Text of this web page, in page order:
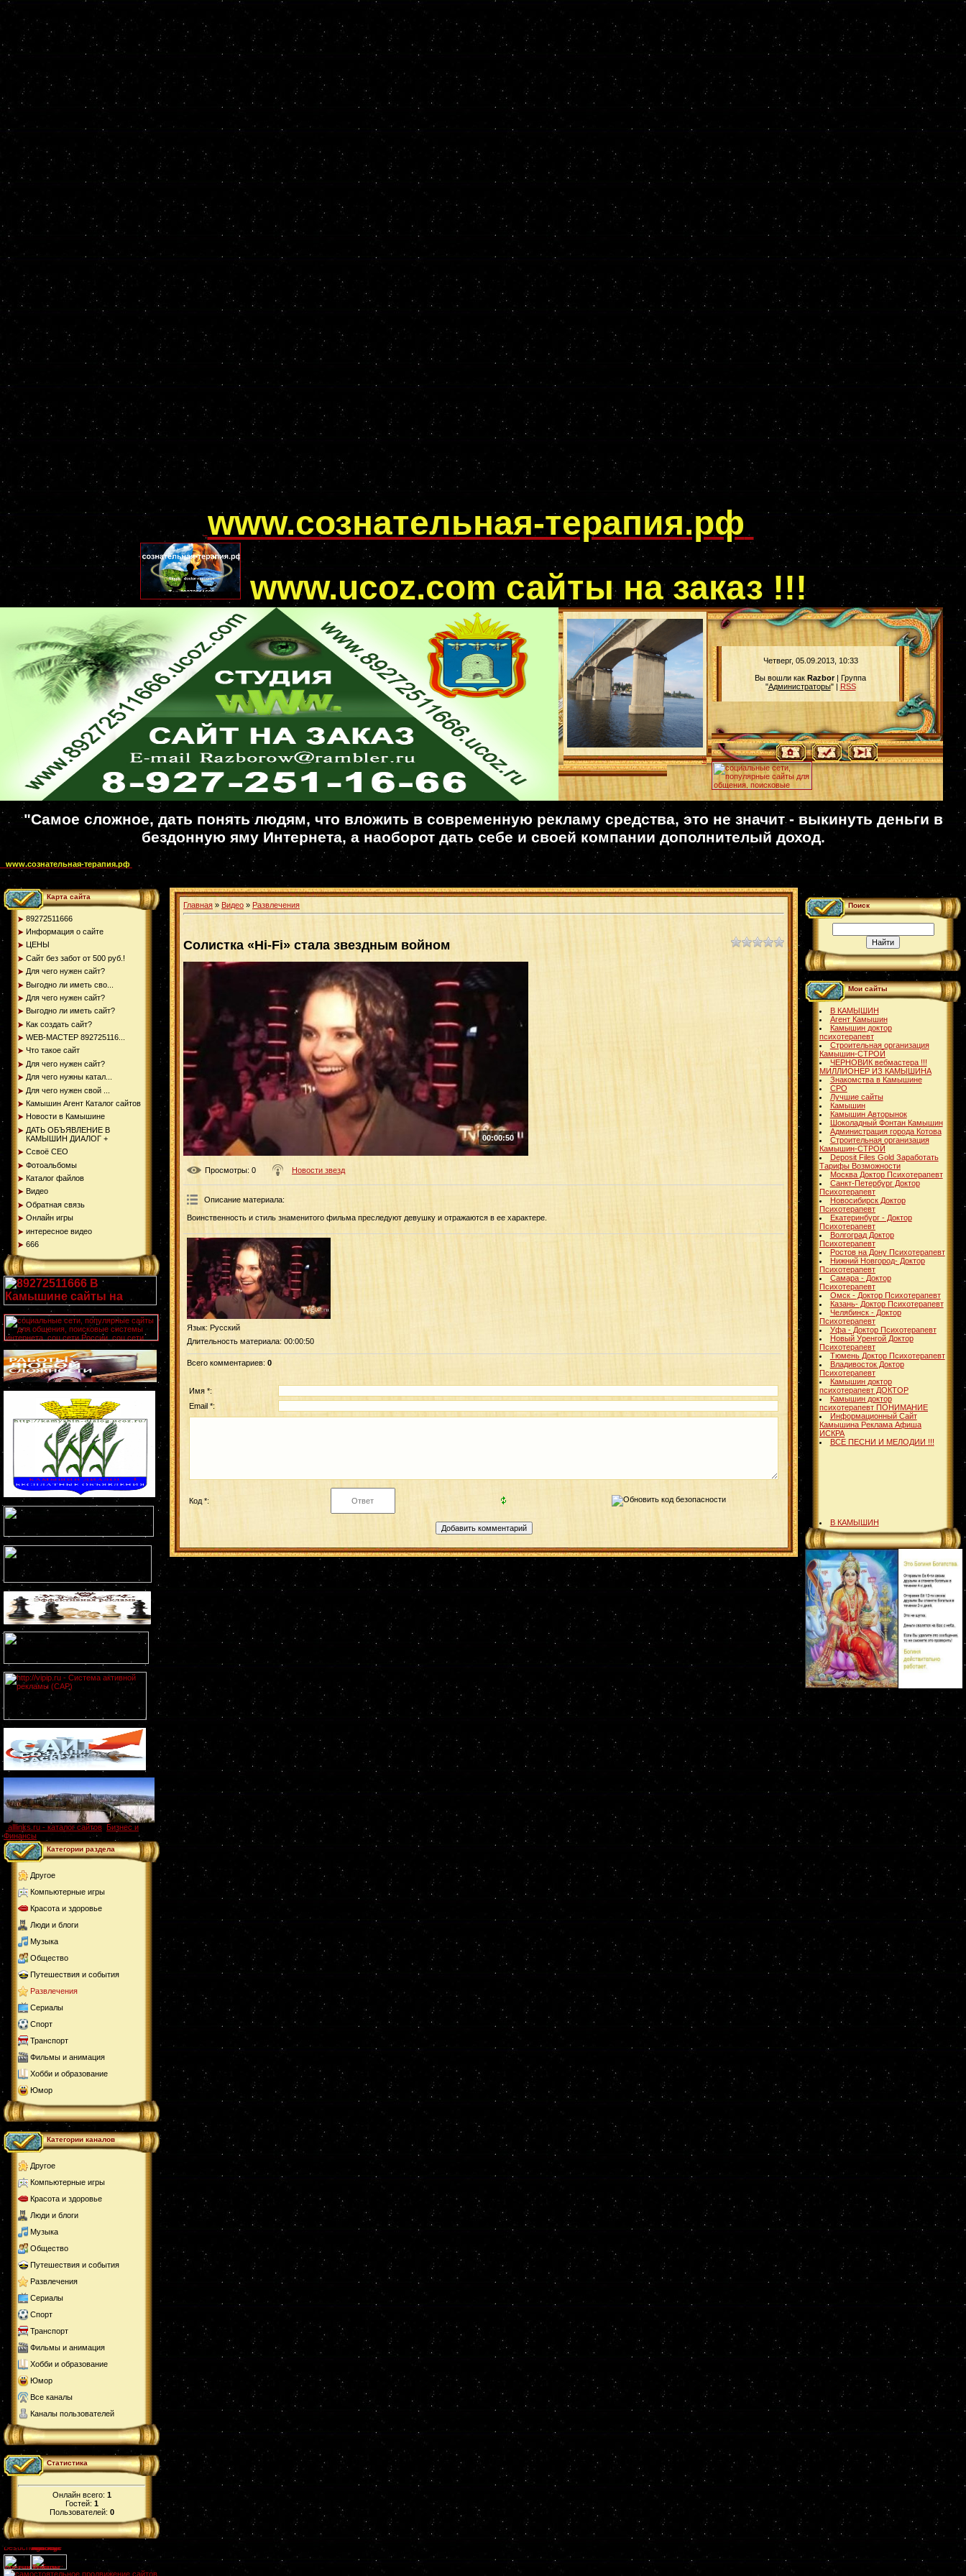
www.сознательная-терапия.рф
www.ucoz.com сайты на заказ !!!
\\
Четверг, 05.09.2013, 10:33
Вы вошли как Razbor| Группа
"Администраторы" | RSS
"Самое сложное, дать понять людям, что вложить в современную рекламу средства, это не значит - выкинуть деньги в
бездонную яму Интернета, а наоборот дать себе и своей компании дополнителый доход.
www.сознательная-терапия.рф
Карта сайта
89272511666
Информация о сайте
ЦЕНЫ
Сайт без забот от 500 руб.!
Для чего нужен сайт?
Выгодно ли иметь сво...
Для чего нужен сайт?
Выгодно ли иметь сайт?
Как создать сайт?
WEB-МАСТЕР 892725116...
Что такое сайт
Для чего нужен сайт?
Для чего нужны катал...
Для чего нужен свой ...
Камышин Агент Каталог сайтов
Новости в Камышине
ДАТЬ ОБЪЯВЛЕНИЕ В
КАМЫШИН ДИАЛОГ +
Ссвоё СЕО
Фотоальбомы
Каталог файлов
Видео
Обратная связь
Онлайн игры
интересное видео
666
alllinks.ru - каталог сайтов Бизнес и
Финансы
Категории раздела
Другое
Компьютерные игры
Красота и здоровье
Люди и блоги
Музыка
Общество
Путешествия и события
Развлечения
Сериалы
Спорт
Транспорт
Фильмы и анимация
Хобби и образование
Юмор
Категории каналов
Другое
Компьютерные игры
Красота и здоровье
Люди и блоги
Музыка
Общество
Путешествия и события
Развлечения
Сериалы
Спорт
Транспорт
Фильмы и анимация
Хобби и образование
Юмор
Все каналы
Каналы пользователей
Статистика
Онлайн всего: 1
Гостей: 1
Пользователей: 0
Главная » Видео » Развлечения
Солистка «Hi-Fi» стала звездным войном
00:00:50
Просмотры: 0 Новости звезд
Описание материала:
Воинственность и стиль знаменитого фильма преследуют девушку и отражаются в ее характере.
Язык: Русский
Длительность материала: 00:00:50
Всего комментариев: 0
Имя *:
Email *:
Код *:
Поиск
Мои сайты
В КАМЫШИН
Агент Камышин
Камышин доктор
психотерапевт
Строительная организация
Камышин-СТРОЙ
ЧЕРНОВИК вебмастера !!!
МИЛЛИОНЕР ИЗ КАМЫШИНА
Знакомства в Камышине
СРО
Лучшие сайты
Камышин
Камышин Авторынок
Шоколадный Фонтан Камышин
Администрация города Котова
Строительная организация
Камышин-СТРОЙ
Deposit Files Gold Заработать
Тарифы Возможности
Москва Доктор Психотерапевт
Санкт-Петербург Доктор
Психотерапевт
Новосибирск Доктор
Психотерапевт
Екатеринбург - Доктор
Психотерапевт
Волгоград Доктор
Психотерапевт
Ростов на Дону Психотерапевт
Нижний Новгород- Доктор
Психотерапевт
Самара - Доктор
Психотерапевт
Омск - Доктор Психотерапевт
Казань- Доктор Психотерапевт
Челябинск - Доктор
Психотерапевт
Уфа - Доктор Психотерапевт
Новый Уренгой Доктор
Психотерапевт
Тюмень Доктор Психотерапевт
Владивосток Доктор
Психотерапевт
Камышин доктор
психотерапевт ДОКТОР
Камышин доктор
психотерапевт ПОНИМАНИЕ
Информационный Сайт
Камышина Реклама Афиша
ИСКРА
ВСЕ ПЕСНИ И МЕЛОДИИ !!!
В КАМЫШИН